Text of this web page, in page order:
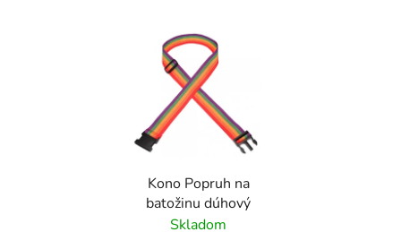
Kono Popruh na
batožinu dúhový
Skladom